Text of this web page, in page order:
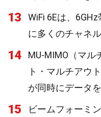
13
WiFi 6Eは、
に多くのチャネ
14
MU-MIMO（マル
ト・マルチアウ
が同時にデータ
15
ビームフォーミ